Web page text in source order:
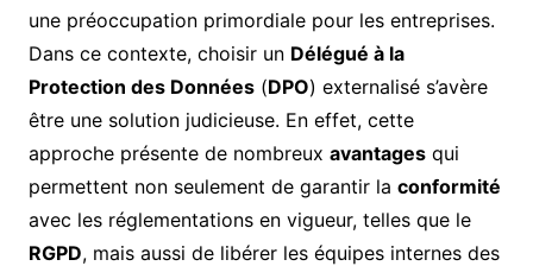
une préoccupation primordiale pour les entreprises.
Dans ce contexte, choisir un Délégué à la
Protection des Données(DPO) externalisé s’avère
être une solution judicieuse. En effet, cette
approche présente de nombreux avantagesqui
permettent non seulement de garantir la conformité
avec les réglementations en vigueur, telles que le
RGPD, mais aussi de libérer les équipes internes des